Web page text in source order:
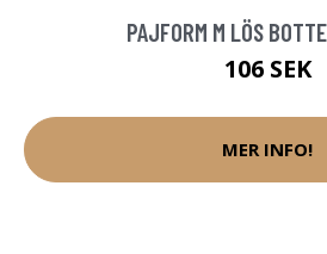
PAJFORM M LÖS
106 SEK
MER INFO!